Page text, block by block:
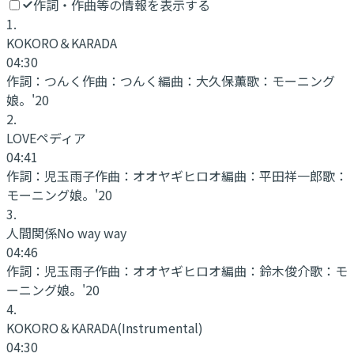
作詞・作曲等の情報を表示する
1.
KOKORO＆KARADA
04:30
作詞： つんく作曲： つんく編曲： 大久保薫歌： モーニング
娘。'20
2.
LOVEペディア
04:41
作詞： 児玉雨子作曲： オオヤギヒロオ編曲： 平田祥一郎歌：
モーニング娘。'20
3.
人間関係No way way
04:46
作詞： 児玉雨子作曲： オオヤギヒロオ編曲： 鈴木俊介歌： モ
ーニング娘。'20
4.
KOKORO＆KARADA(Instrumental)
04:30